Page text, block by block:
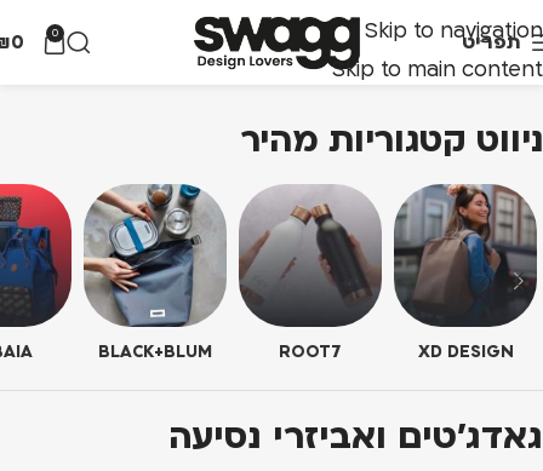
Skip to navigation
Skip to main content
תפריט 0
0
ניווט קטגוריות מהיר
XD DESIGN
ROOT7
BLACK+BLUM
גאדג'טים ואביזרי נסיעה